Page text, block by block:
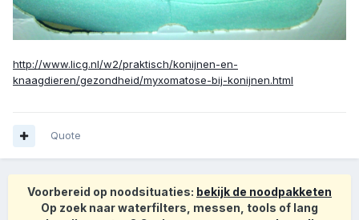
http://www.licg.nl/w2/praktisch/konijnen-en-
knaagdieren/gezondheid/myxomatose-bij-konijnen.html
Quote
Voorbereid op noodsituaties: bekijk de noodpakketen
Op zoek naar waterfilters, messen, tools of lang